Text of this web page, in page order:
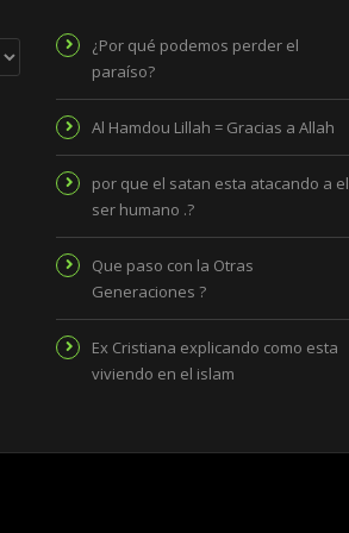
¿Por qué podemos perder el
paraíso?
Al Hamdou Lillah = Gracias a Allah
por que el satan esta atacando a el
ser humano .?
Que paso con la Otras
Generaciones ?
Ex Cristiana explicando como esta
viviendo en el islam